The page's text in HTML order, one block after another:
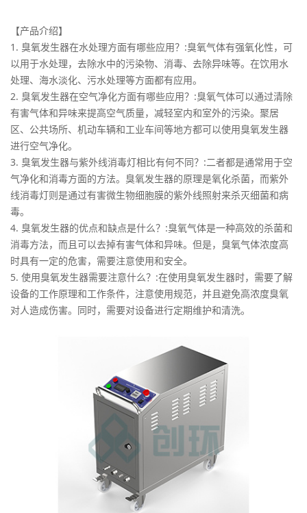
【产品介绍】
1. 臭氧发生器在水处理方面有哪些应用？:臭氧气体有强氧化性，可
以用于水处理，去除水中的污染物、消毒、去除异味等。在饮用水
处理、海水淡化、污水处理等方面都有应用。
2. 臭氧发生器在空气净化方面有哪些应用？:臭氧气体可以通过清除
有害气体和异味来提高空气质量，减轻室内和室外的污染。聚居
区、公共场所、机动车辆和工业车间等地方都可以使用臭氧发生器
进行空气净化。
3. 臭氧发生器与紫外线消毒灯相比有何不同？:二者都是通常用于空
气净化和消毒方面的方法。臭氧发生器的原理是氧化杀菌，而紫外
线消毒灯则是通过有害微生物细胞膜的紫外线照射来杀灭细菌和病
毒。
4. 臭氧发生器的优点和缺点是什么？:臭氧气体是一种高效的杀菌和
消毒方法，而且可以去掉有害气体和异味。但是，臭氧气体浓度高
时具有一定的危害，需要注意使用和安全。
5. 使用臭氧发生器需要注意什么？:在使用臭氧发生器时，需要了解
设备的工作原理和工作条件，注意使用规范，并且避免高浓度臭氧
对人造成伤害。同时，需要对设备进行定期维护和清洗。